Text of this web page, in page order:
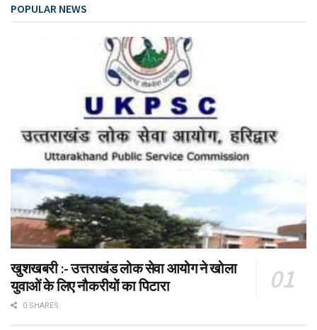
POPULAR NEWS
खुशखबरी :- उत्तराखंड लोक सेवा आयोग ने खोला
युवाओं के लिए नौकरीयों का पिटारा
0 SHARES